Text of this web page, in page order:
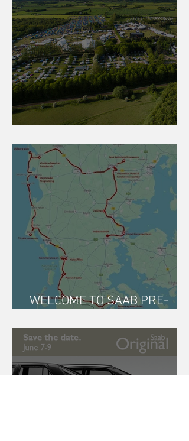
WELCOME TO SAAB PRE-